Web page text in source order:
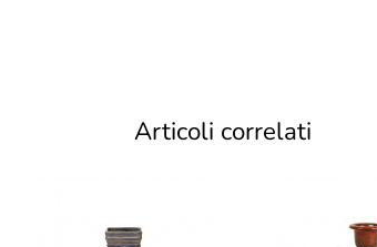
Articoli correlati